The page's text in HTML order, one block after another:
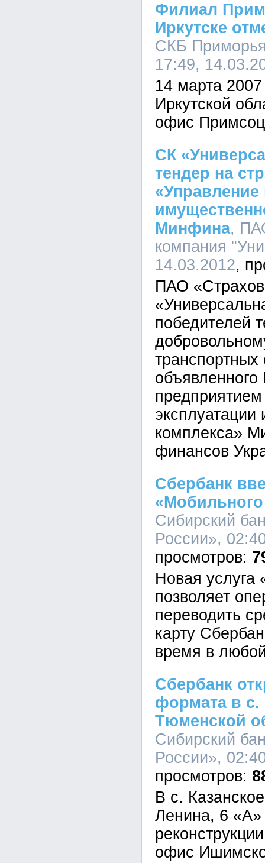
Филиал
Иркутске
СКБ
17:49,
14 марта
Иркутской
офис
СК
тендер на
«Управление
Минфина,
компания
14.03.2012
ПАО
победителей
эксплуатации
комплекса»
финансов
Сбербанк
«Мобильного
Сибирский
России»,
Новая услуга
позволяет
переводить
карту
время в
Сбербанк
формата в с.
Тюменской
Сибирский
России»,
В с.
Ленина, 6 «А»
офис